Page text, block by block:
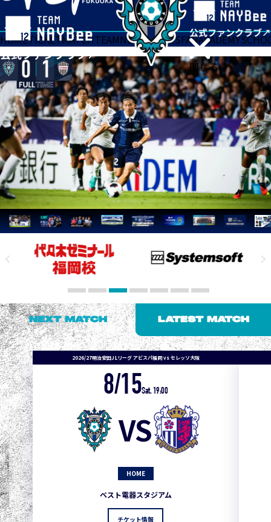
閉じる
HOMETICKETMATCHTEAMNEWSGOODSFANACADEMY
NEXT MATCH LATEST MATCH
2026/27明治安田J1リーグ アビスパ福岡 vs セレッソ大阪
8/15Sat. 19:00
VS
HOME
ベスト電器スタジアム
チケット情報
1 3
2 3 1